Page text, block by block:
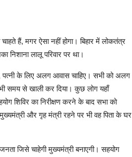
हैं, मगर ऐसा नहीं होगा। बिहार में लोकतंत्र
लालू परिवार पर था।
पत्नी के लिए अलग आवास चाहिए। सभी को अलग
समय से खाली कर दिया। कुछ लोग यहाँ
शिविर का निरीक्षण करने के बाद सभा को
और गृह मंत्री रहने पर भी वह पिता के घर
जिसे चाहेगी मुख्यमंत्री बनाएगी। सहयोग